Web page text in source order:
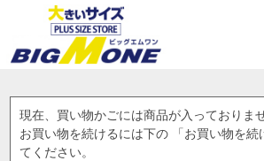
現在、買い物かごには商品が入っておりませ
お買い物を続けるには下の 「お買い物を続
てください。